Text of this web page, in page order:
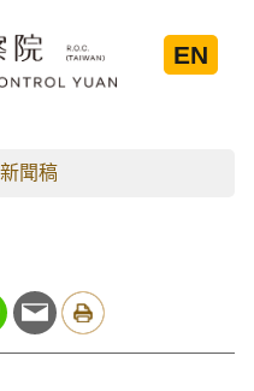
EN
聞稿